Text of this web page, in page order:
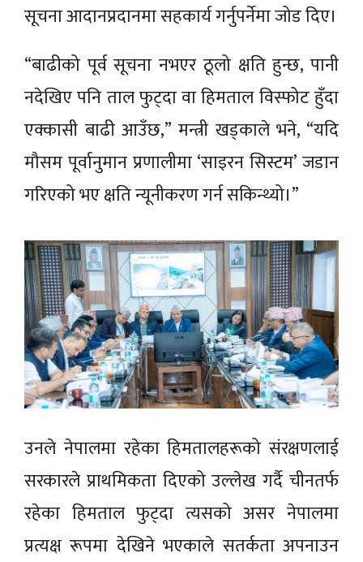
सूचना आदानप्रदानमा सहकार्य गर्नुपर्नेमा जोड दिए।
“बाढीको पूर्व सूचना नभएर ठूलो क्षति हुन्छ, पानी
नदेखिए पनि ताल फुट्दा वा हिमताल विस्फोट हुँदा
एक्कासी बाढी आउँछ,” मन्त्री खड्काले भने, “यदि
मौसम पूर्वानुमान प्रणालीमा ‘साइरन सिस्टम’ जडान
गरिएको भए क्षति न्यूनीकरण गर्न सकिन्थ्यो।”
उनले नेपालमा रहेका हिमतालहरूको संरक्षणलाई
सरकारले प्राथमिकता दिएको उल्लेख गर्दै चीनतर्फ
रहेका हिमताल फुट्दा त्यसको असर नेपालमा
प्रत्यक्ष रूपमा देखिने भएकाले सतर्कता अपनाउन